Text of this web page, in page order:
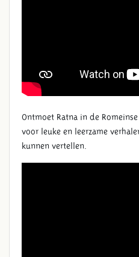
Ontmoet Ratna in de
voor leuke en leerzame
kunnen vertellen.